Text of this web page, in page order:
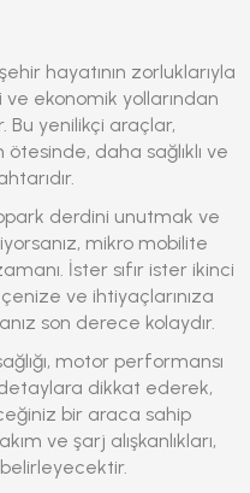
hayatının zorluklarıyla
ve ekonomik yollarından
Bu yenilikçi araçlar,
ötesinde, daha sağlıklı ve
derdini unutmak ve
mikro mobilite
İster sıfır ister ikinci
ve ihtiyaçlarınıza
son derece kolaydır.
motor performansı
detaylara dikkat ederek,
bir araca sahip
ve şarj alışkanlıkları,
belirleyecektir.